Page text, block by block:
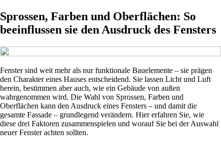
Sprossen, Farben und Oberflächen: So
beeinflussen sie den Ausdruck des Fensters
Fenster sind weit mehr als nur funktionale Bauelemente – sie prägen
den Charakter eines Hauses entscheidend. Sie lassen Licht und Luft
herein, bestimmen aber auch, wie ein Gebäude von außen
wahrgenommen wird. Die Wahl von Sprossen, Farben und
Oberflächen kann den Ausdruck eines Fensters – und damit die
gesamte Fassade – grundlegend verändern. Hier erfahren Sie, wie
diese drei Faktoren zusammenspielen und worauf Sie bei der Auswahl
neuer Fenster achten sollten.